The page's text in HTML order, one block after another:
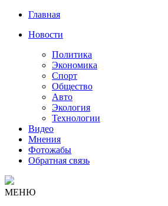
Главная
Новости
Политика
Экономика
Спорт
Общество
Авто
Экология
Технологии
Видео
Мнения
Фотожабы
Обратная связь
МЕНЮ